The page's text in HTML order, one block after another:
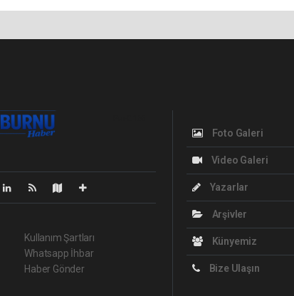
Kullanım Şartları
Whatsapp İhbar
Haber Gönder
Foto Galeri
Video Galeri
Yazarlar
Arşivler
Künyemiz
Bize Ulaşın